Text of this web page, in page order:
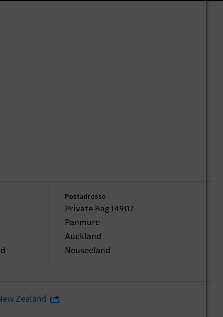
Postadresse
Private Bag 14907
Panmure
Auckland
Neuseeland
Zealand